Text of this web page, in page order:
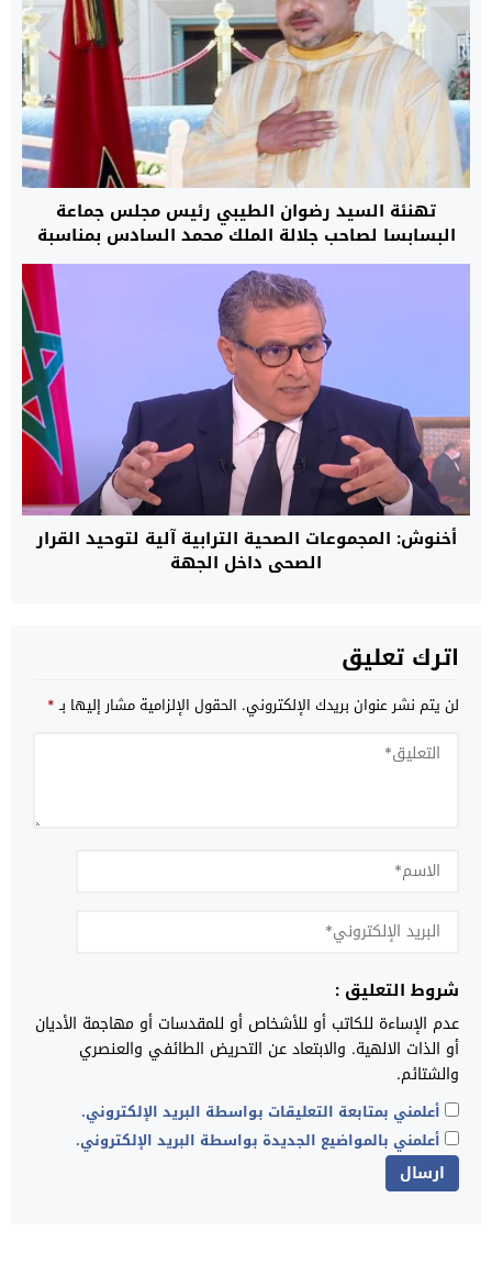
تهنئة السيد رضوان الطيبي رئيس مجلس جماعة
البسابسا لصاحب جلالة الملك محمد السادس بمناسبة
عيد الفطر المبارك
أخنوش: المجموعات الصحية الترابية آلية لتوحيد القرار
الصحي داخل الجهة
اترك تعليق
لن يتم نشر عنوان بريدك الإلكتروني. الحقول الإلزامية مشار إليها بـ*
شروط التعليق :
عدم الإساءة للكاتب أو للأشخاص أو للمقدسات أو مهاجمة الأديان
أو الذات الالهية. والابتعاد عن التحريض الطائفي والعنصري
والشتائم.
أعلمني بمتابعة التعليقات بواسطة البريد الإلكتروني.
أعلمني بالمواضيع الجديدة بواسطة البريد الإلكتروني.